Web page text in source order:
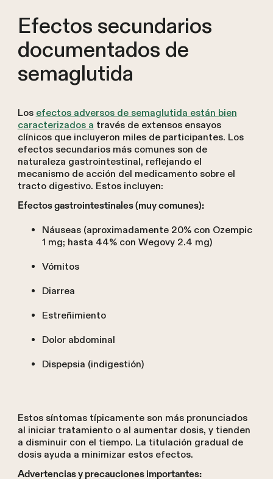
Efectos secundarios
documentados de
semaglutida
Los efectos adversos de semaglutida están bien
caracterizados a través de extensos ensayos
clínicos que incluyeron miles de participantes. Los
efectos secundarios más comunes son de
naturaleza gastrointestinal, reflejando el
mecanismo de acción del medicamento sobre el
tracto digestivo. Estos incluyen:
Efectos gastrointestinales (muy comunes):
Náuseas (aproximadamente 20% con Ozempic
1 mg; hasta 44% con Wegovy 2.4 mg)
Vómitos
Diarrea
Estreñimiento
Dolor abdominal
Dispepsia (indigestión)
Estos síntomas típicamente son más pronunciados
al iniciar tratamiento o al aumentar dosis, y tienden
a disminuir con el tiempo. La titulación gradual de
dosis ayuda a minimizar estos efectos.
Advertencias y precauciones importantes: